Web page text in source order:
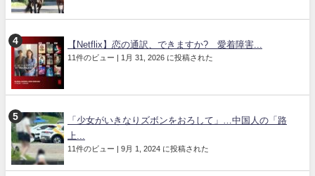
【Netflix】恋の通訳、できますか? 愛着障害...
11件のビュー | 1月 31, 2026 に投稿された
「少女がいきなりズボンをおろして」…中国人の「路
上...
11件のビュー | 9月 1, 2024 に投稿された